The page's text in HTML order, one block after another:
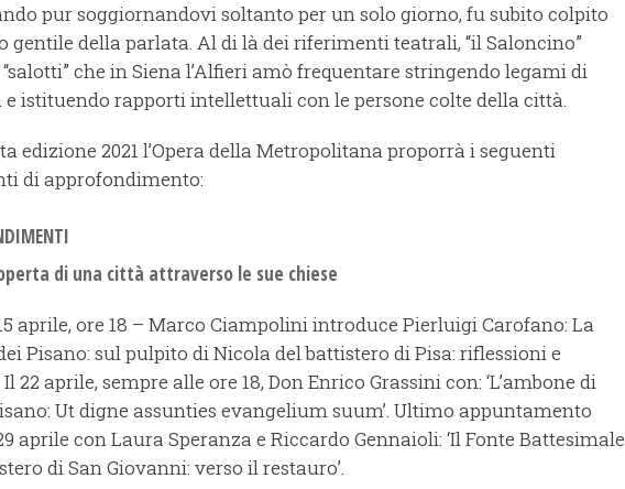
pur soggiornandovi soltanto per un solo giorno, fu subito colpito
gentile della parlata. Al di là dei riferimenti teatrali, “il Saloncino”
che in Siena l’Alfieri amò frequentare stringendo legami di
istituendo rapporti intellettuali con le persone colte della città.
edizione 2021 l’Opera della Metropolitana proporrà i seguenti
di approfondimento:
di una città attraverso le sue chiese
aprile, ore 18 – Marco Ciampolini introduce Pierluigi Carofano: La
Pisano: sul pulpito di Nicola del battistero di Pisa: riflessioni e
Il 22 aprile, sempre alle ore 18, Don Enrico Grassini con: ‘L’ambone di
Ut digne assunties evangelium suum’. Ultimo appuntamento
aprile con Laura Speranza e Riccardo Gennaioli: ‘Il Fonte Battesimale
di San Giovanni: verso il restauro’.